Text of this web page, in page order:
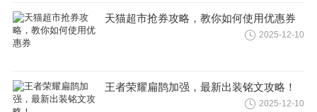
天猫超市抢券攻略，教你如何使用优惠券
2025-12-10
王者荣耀扁鹊加强，最新出装铭文攻略！
2025-12-10